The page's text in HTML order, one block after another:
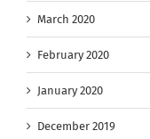
March 2020
February 2020
January 2020
December 2019